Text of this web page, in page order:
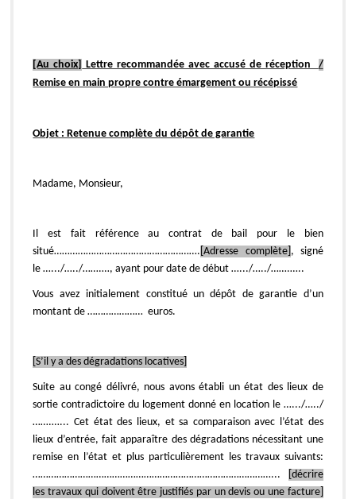
[Au choix] Lettre recommandée avec accusé de réception /
Remise en main propre contre émargement ou récépissé
Objet : Retenue complète du dépôt de garantie
Madame, Monsieur,
Il est fait référence au contrat de bail pour le bien
situé………………………………………………. [Adresse complète] , signé
le ….../…../…….…, ayant pour date de début ….../…../…….…..
Vous avez initialement constitué un dépôt de garantie d’un
montant de ………………… euros.
[S’il y a des dégradations locatives]
Suite au congé délivré, nous avons établi un état des lieux de
sortie contradictoire du logement donné en location le ….../…../
…….…... Cet état des lieux, et sa comparaison avec l’état des
lieux d’entrée, fait apparaître des dégradations nécessitant une
remise en l’état et plus particulièrement les travaux suivants:
………………………………………………………………………………...
[décrire
les travaux qui doivent être justifiés par un devis ou une facture]